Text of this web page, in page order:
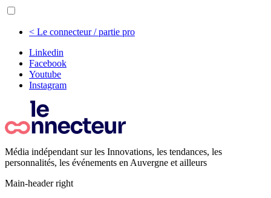
< Le connecteur / partie pro
Linkedin
Facebook
Youtube
Instagram
Média indépendant sur les Innovations, les tendances, les
personnalités, les événements en Auvergne et ailleurs
Main-header right